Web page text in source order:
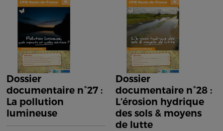
Dossier
documentaire n°27 :
La pollution
lumineuse
Dossier
documentaire n°28 :
L’érosion hydrique
des sols & moyens
de lutte